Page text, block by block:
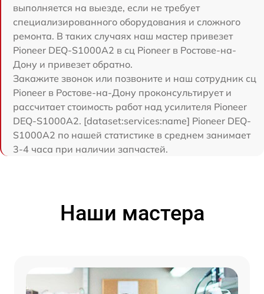
выполняется на выезде, если не требует
специализированного оборудования и сложного
ремонта. В таких случаях наш мастер привезет
Pioneer DEQ-S1000A2 в сц Pioneer в Ростове-на-
Дону и привезет обратно.
Закажите звонок или позвоните и наш сотрудник сц
Pioneer в Ростове-на-Дону проконсультирует и
рассчитает стоимость работ над усилителя Pioneer
DEQ-S1000A2. [dataset:services:name] Pioneer DEQ-
S1000A2 по нашей статистике в среднем занимает
3-4 часа при наличии запчастей.
Наши мастера